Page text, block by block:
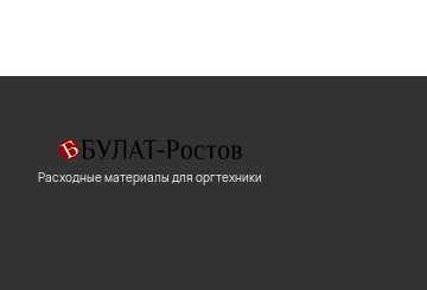
Расходные материалы для оргтехники